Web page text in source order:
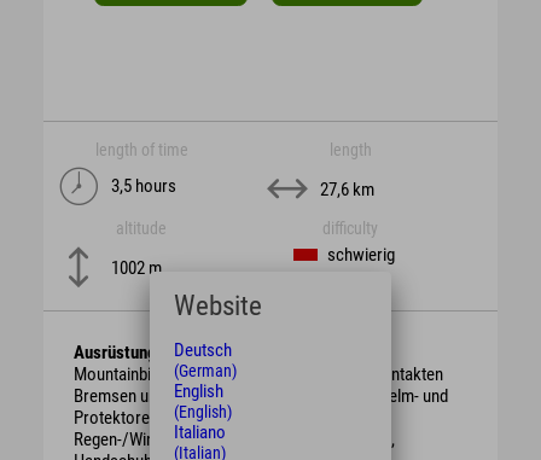
length of time
3,5 hours
length
27,6 km
altitude
1002 m
difficulty
schwierig
Ausrüstung
Mountainbike mit berggängiger Übersetzung, intakten
Bremsen und genügend Bremsbelag. Schutzhelm- und
Protektoren.
Regen-/Wind-/Sonnen-/Wetterschutzkleidung,
Website
Deutsch
(German)
English
(English)
Italiano
(Italian)